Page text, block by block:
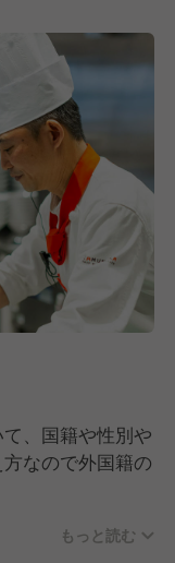
ン以来、当ブラ
ご支持をいただ
してきました
を進めており、
、国籍や性別や
なので外国籍の
ーン業態の方だけ
もっと読む